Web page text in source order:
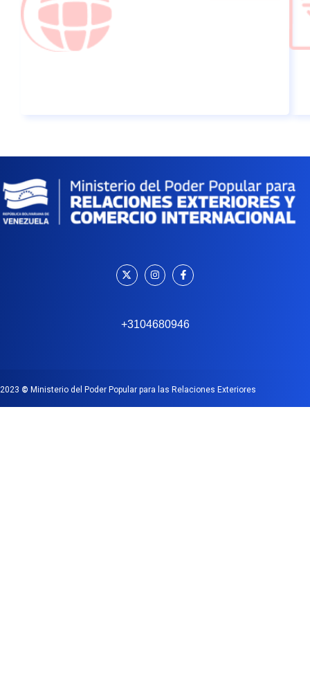
+3104680946
2023 © Ministerio del Poder Popular para las Relaciones Exteriores